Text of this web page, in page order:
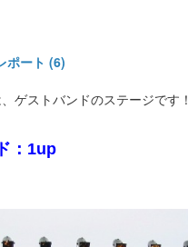
ポート (6)
ゲストバンドのステージです！
：1up